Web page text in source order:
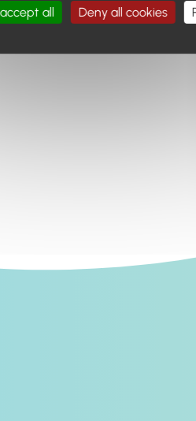
all Deny all cookies